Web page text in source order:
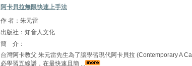
阿卡貝拉無限快速上手法
作 者：朱元雷
出版社：知音人文化
簡 介：
台灣阿卡教父 朱元雷先生為了讓學習現代阿卡貝拉 (Contemporary A
必學習五線譜，在最快速且簡 ...